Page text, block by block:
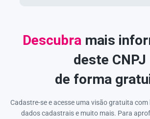
Descubra mais
deste CNPJ
de forma
Cadastre-se e acesse uma visão gratuita
dados cadastrais e muito mais. Para